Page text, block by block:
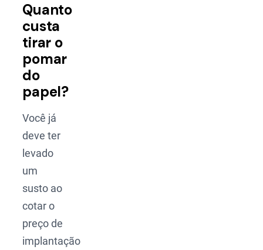
Quanto
custa
tirar o
pomar
do
papel?
Você já
deve ter
levado
um
susto ao
cotar o
preço de
implantação